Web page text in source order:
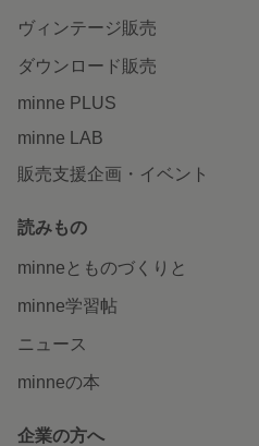
ヴィンテージ販売
ダウンロード販売
minne PLUS
minne LAB
販売支援企画・イベント
読みもの
minneとものづくりと
minne学習帖
ニュース
minneの本
企業の方へ